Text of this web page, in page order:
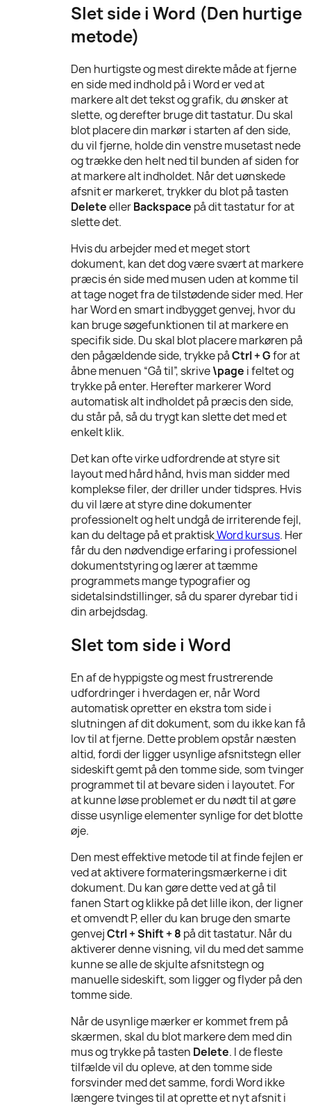
Slet side i Word (Den hurtige
metode)
Den hurtigste og mest direkte måde at fjerne
en side med indhold på i Word er ved at
markere alt det tekst og grafik, du ønsker at
slette, og derefter bruge dit tastatur. Du skal
blot placere din markør i starten af den side,
du vil fjerne, holde din venstre musetast nede
og trække den helt ned til bunden af siden for
at markere alt indholdet. Når det uønskede
afsnit er markeret, trykker du blot på tasten
DeleteellerBackspace på dit tastatur for at
slette det.
Hvis du arbejder med et meget stort
dokument, kan det dog være svært at markere
præcis én side med musen uden at komme til
at tage noget fra de tilstødende sider med. Her
har Word en smart indbygget genvej, hvor du
kan bruge søgefunktionen til at markere en
specifik side. Du skal blot placere markøren på
den pågældende side, trykke påCtrl + Gfor at
åbne menuen “Gå til”, skrive\page i feltet og
trykke på enter. Herefter markerer Word
automatisk alt indholdet på præcis den side,
du står på, så du trygt kan slette det med et
enkelt klik.
Det kan ofte virke udfordrende at styre sit
layout med hård hånd, hvis man sidder med
komplekse filer, der driller under tidspres. Hvis
du vil lære at styre dine dokumenter
professionelt og helt undgå de irriterende fejl,
kan du deltage på et praktiskWord kursus. Her
får du den nødvendige erfaring i professionel
dokumentstyring og lærer at tæmme
programmets mange typografier og
sidetalsindstillinger, så du sparer dyrebar tid i
din arbejdsdag.
Slet tom side i Word
En af de hyppigste og mest frustrerende
udfordringer i hverdagen er, når Word
automatisk opretter en ekstra tom side i
slutningen af dit dokument, som du ikke kan få
lov til at fjerne. Dette problem opstår næsten
altid, fordi der ligger usynlige afsnitstegn eller
sideskift gemt på den tomme side, som tvinger
programmet til at bevare siden i layoutet. For
at kunne løse problemet er du nødt til at gøre
disse usynlige elementer synlige for det blotte
øje.
Den mest effektive metode til at finde fejlen er
ved at aktivere formateringsmærkerne i dit
dokument. Du kan gøre dette ved at gå til
fanen Start og klikke på det lille ikon, der ligner
et omvendt P, eller du kan bruge den smarte
genvejCtrl + Shift + 8 på dit tastatur. Når du
aktiverer denne visning, vil du med det samme
kunne se alle de skjulte afsnitstegn og
manuelle sideskift, som ligger og flyder på den
tomme side.
Når de usynlige mærker er kommet frem på
skærmen, skal du blot markere dem med din
mus og trykke på tasten Delete. I de fleste
tilfælde vil du opleve, at den tomme side
forsvinder med det samme, fordi Word ikke
længere tvinges til at oprette et nyt afsnit i